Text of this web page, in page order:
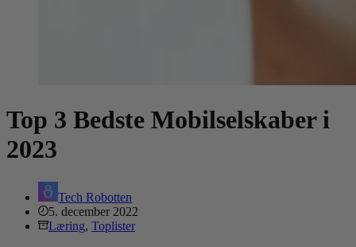
Top 3 Bedste Mobilselskaber i
2023
Tech Robotten
5. december 2022
Læring, Toplister